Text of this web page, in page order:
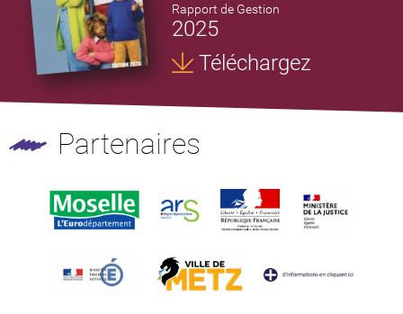
Rapport de Gestion
2025
Téléchargez
Partenaires